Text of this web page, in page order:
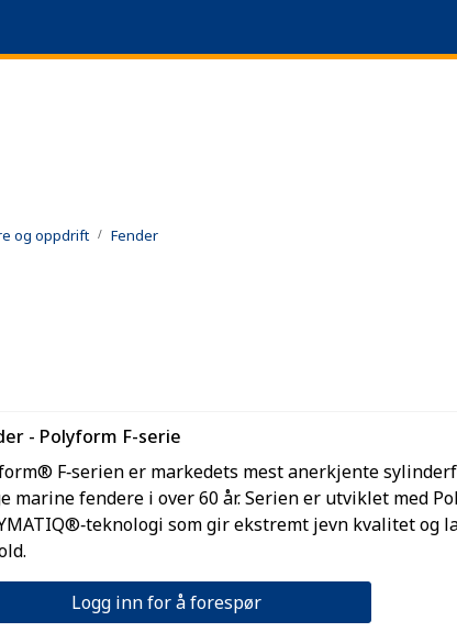
og oppdrift Fender
- Polyform F-serie
F‑serien er markedets mest anerkjente
marine fendere i over 60 år. Serien er utviklet med
som gir ekstremt jevn kvalitet og
Logg inn for å forespør